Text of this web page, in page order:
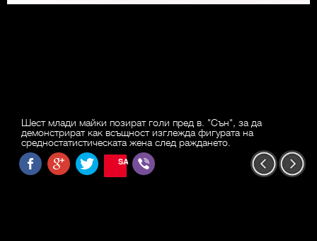
Шест млади майки позират голи пред в. "Сън", за да
демонстрират как всъщност изглежда фигурата на
средностатистическата жена след раждането.
SAVE